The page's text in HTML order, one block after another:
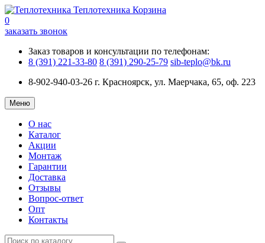
Теплотехника Корзина
0
заказать звонок
Заказ товаров и консультации по телефонам:
8 (391) 221-33-80 8 (391) 290-25-79 sib-teplo@bk.ru
8-902-940-03-26 г. Красноярск, ул. Маерчака, 65, оф. 223
Меню
О нас
Каталог
Акции
Монтаж
Гарантии
Доставка
Отзывы
Вопрос-ответ
Опт
Контакты